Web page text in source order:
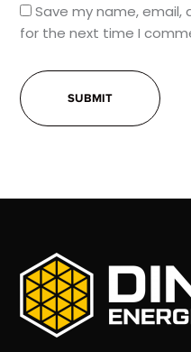
Save my name, email,
for the next time I